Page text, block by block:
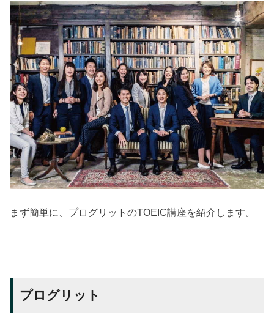
まず簡単に、プログリットのTOEIC講座を紹介します。
プログリット